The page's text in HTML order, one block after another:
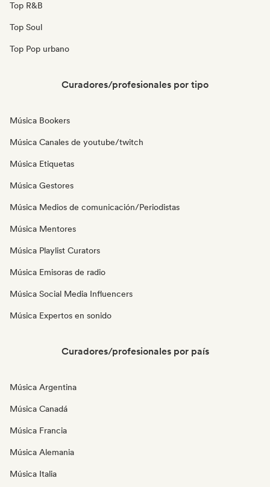
Top R&B
Top Soul
Top Pop urbano
Curadores/profesionales por tipo
Música Bookers
Música Canales de youtube/twitch
Música Etiquetas
Música Gestores
Música Medios de comunicación/Periodistas
Música Mentores
Música Playlist Curators
Música Emisoras de radio
Música Social Media Influencers
Música Expertos en sonido
Curadores/profesionales por país
Música Argentina
Música Canadá
Música Francia
Música Alemania
Música Italia